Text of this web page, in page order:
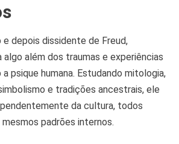
e depois dissidente de Freud,
algo além dos traumas e experiências
psique humana. Estudando mitologia,
e tradições ancestrais, ele
da cultura, todos
padrões internos.